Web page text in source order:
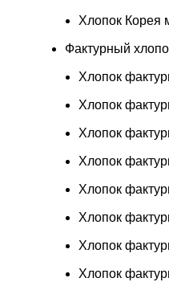
Хлопок Корея
Фактурный
Хлопок
Хлопок
Хлопок
Хлопок
Хлопок
Хлопок
Хлопок
Хлопок